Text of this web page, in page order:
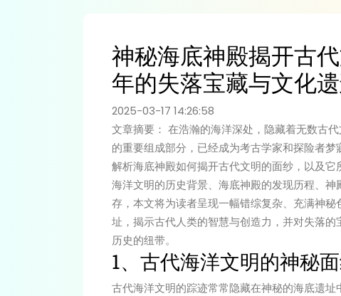
神秘海底神殿揭开古
年的失落宝藏与文化
2025-03-17 14:26:58
文章摘要： 在浩瀚的海洋深处，隐藏着无数古
的重要组成部分，已经成为考古学家和探险者
解析海底神殿如何揭开古代文明的面纱，以及
海洋文明的历史背景、海底神殿的发现历程、
存，本文将为读者呈现一幅错综复杂、充满神
址，揭示古代人类的智慧与创造力，并对失落
历史的纽带。
1、古代海洋文明的神秘
古代海洋文明的踪迹常常隐藏在神秘的海底遗